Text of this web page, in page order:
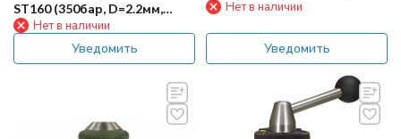
ST160 (350бар, D=2.2мм,
пена, вент. ST161)
Нет в наличии
Уведомить
сж.возд, вент. ST161) R+M
Нет в наличии
Уведомить